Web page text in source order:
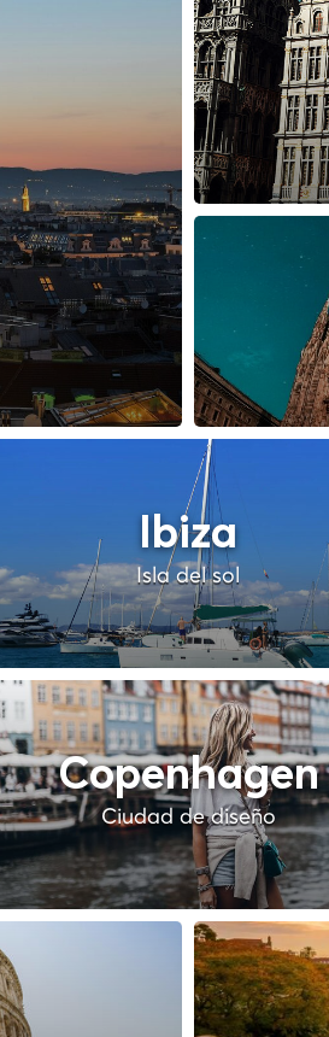
Ibiza
Isla del sol
Copenhagen
Ciudad de diseño